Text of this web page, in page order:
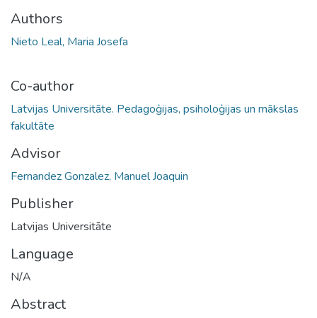
Authors
Nieto Leal, Maria Josefa
Co-author
Latvijas Universitāte. Pedagoģijas, psiholoģijas un mākslas
fakultāte
Advisor
Fernandez Gonzalez, Manuel Joaquin
Publisher
Latvijas Universitāte
Language
N/A
Abstract